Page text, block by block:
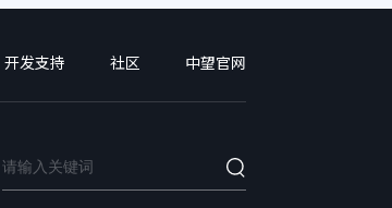
开发支持 社区 中望官网